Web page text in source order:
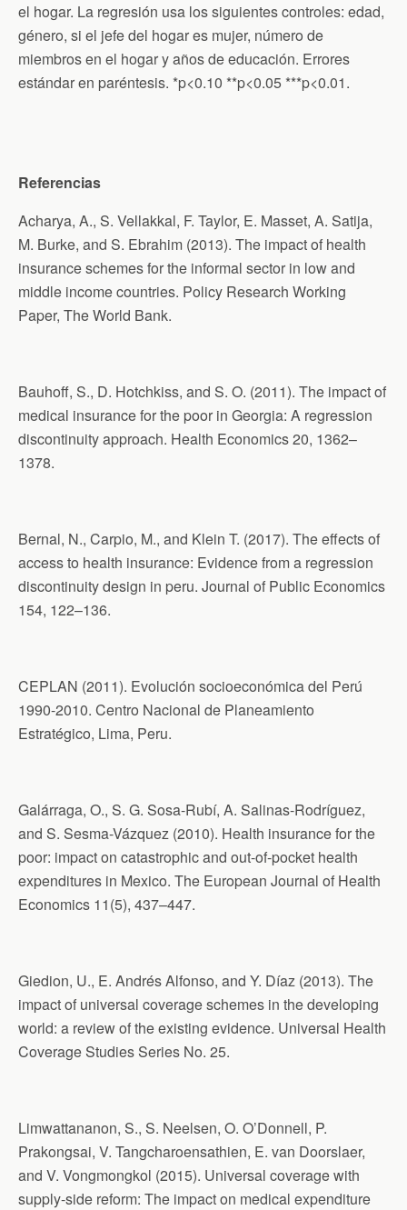
el hogar. La regresión usa los siguientes controles: edad,
género, si el jefe del hogar es mujer, número de
miembros en el hogar y años de educación. Errores
estándar en paréntesis. *p<0.10 **p<0.05 ***p<0.01.
Referencias
Acharya, A., S. Vellakkal, F. Taylor, E. Masset, A. Satija,
M. Burke, and S. Ebrahim (2013). The impact of health
insurance schemes for the informal sector in low and
middle income countries. Policy Research Working
Paper, The World Bank.
Bauhoff, S., D. Hotchkiss, and S. O. (2011). The impact of
medical insurance for the poor in Georgia: A regression
discontinuity approach. Health Economics 20, 1362–
1378.
Bernal, N., Carpio, M., and Klein T. (2017). The effects of
access to health insurance: Evidence from a regression
discontinuity design in peru. Journal of Public Economics
154, 122–136.
CEPLAN (2011). Evolución socioeconómica del Perú
1990-2010. Centro Nacional de Planeamiento
Estratégico, Lima, Peru.
Galárraga, O., S. G. Sosa-Rubí, A. Salinas-Rodríguez,
and S. Sesma-Vázquez (2010). Health insurance for the
poor: impact on catastrophic and out-of-pocket health
expenditures in Mexico. The European Journal of Health
Economics 11(5), 437–447.
Giedion, U., E. Andrés Alfonso, and Y. Díaz (2013). The
impact of universal coverage schemes in the developing
world: a review of the existing evidence. Universal Health
Coverage Studies Series No. 25.
Limwattananon, S., S. Neelsen, O. O’Donnell, P.
Prakongsai, V. Tangcharoensathien, E. van Doorslaer,
and V. Vongmongkol (2015). Universal coverage with
supply-side reform: The impact on medical expenditure